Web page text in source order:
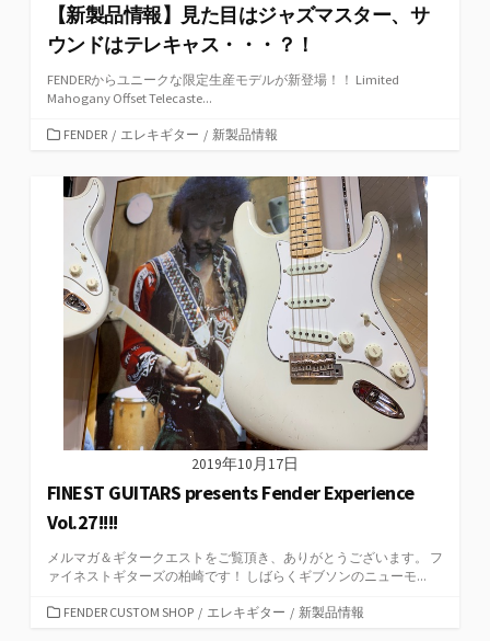
【新製品情報】見た目はジャズマスター、サ
ウンドはテレキャス・・・？！
FENDERからユニークな限定生産モデルが新登場！！ Limited
Mahogany Offset Telecaste...
カ
ゴ
リ
FENDER / エレキギター / 新製品情報
2019年10月17日
FINEST GUITARS presents Fender Experience
Vol.27!!!!
メルマガ＆ギタークエストをご覧頂き、ありがとうございます。 フ
ァイネストギターズの柏崎です！ しばらくギブソンのニューモ...
カFENDER CUSTOM SHOP / エレキギター / 新製品情報